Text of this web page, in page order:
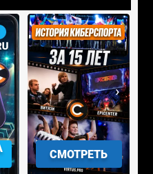
УЧАСТВОВАТЬ
›